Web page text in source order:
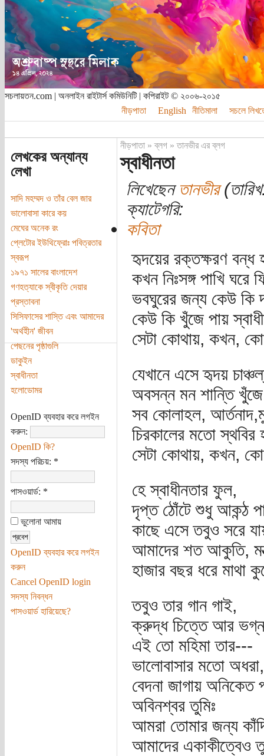
সচলায়তন.com | অনলাইন রাইটার্স কমিউনিটি | কপিরাইট © ২০০৬-২০১৫
নীড়পাতা
English নীতিমালা সচলে
লেখকের অন্যান্য
লেখা
সাদি মহম্মদ ও তাঁর বেল জার
ভালোবাসা কারে কয়
মেঘের অনেক রং
প্লেটোর ইউথিফ্রোঃ পবিত্রতার
স্বরূপ
১৯৭১ সালের বাংলাদেশ
গণহত্যাকে স্বীকৃতি দেয়ার
প্রস্তাবনা
সিসিফাসের শাস্তি এবং আমাদের
'অর্থহীন' জীবন
পেছনের পৃষ্ঠাগুলি
ডাকুইন
স্বাধীনতা
হলোডোমর
OpenID ব্যবহার করে লগইন
করুন:
OpenID কি?
সদস্য পরিচয়: *
পাসওয়ার্ড: *
ভুলোনা আমায়
OpenID ব্যবহার করে লগইন
করুন
Cancel OpenID login
সদস্য নিবন্ধন
পাসওয়ার্ড হারিয়েছে?
নীড়পাতা»ব্লগ»তানভীর এর ব্লগ
স্বাধীনতা
লিখেছেনতানভীর
ক্যাটেগরি:
কবিতা
হৃদয়ের রক্তক্ষরণ
কখন নিঃসঙ্গ পাখি ঘরে
ভবঘুরের জন্য কেউ কি
কেউ কি খুঁজে পায়
সেটা কোথায়, কখন,
যেখানে এসে হৃদয়
অবসন্ন মন শান্তি
সব কোলাহল,
চিরকালের মতো
সেটা কোথায়, কখন,
হে স্বাধীনতার ফুল,
দৃপ্ত ঠোঁটে শুধু আকন্ঠ
কাছে এসে তবুও সরে
আমাদের শত আকুতি,
হাজার বছর ধরে মাথা
তবুও তার গান গাই,
ক্রুদ্ধ চিত্তে আর
এই তো মহিমা তার---
ভালোবাসার মতো অধরা,
বেদনা জাগায় অনিকেত
অবিনশ্বর তুমিঃ
আমরা তোমার জন্য
আমাদের একাকীত্বেও